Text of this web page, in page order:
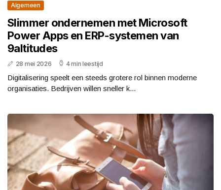
Algemeen
Slimmer ondernemen met Microsoft
Power Apps en ERP-systemen van
9altitudes
28 mei 2026 4 min leestijd
Digitalisering speelt een steeds grotere rol binnen moderne
organisaties. Bedrijven willen sneller k...